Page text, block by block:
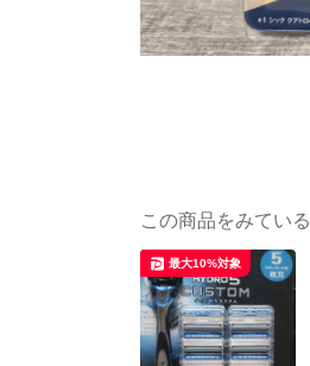
この商品をみてい
最大10%対象